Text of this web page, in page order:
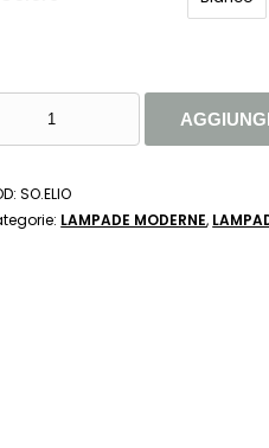
SO.ELIO
LAMPADE MODERNE,